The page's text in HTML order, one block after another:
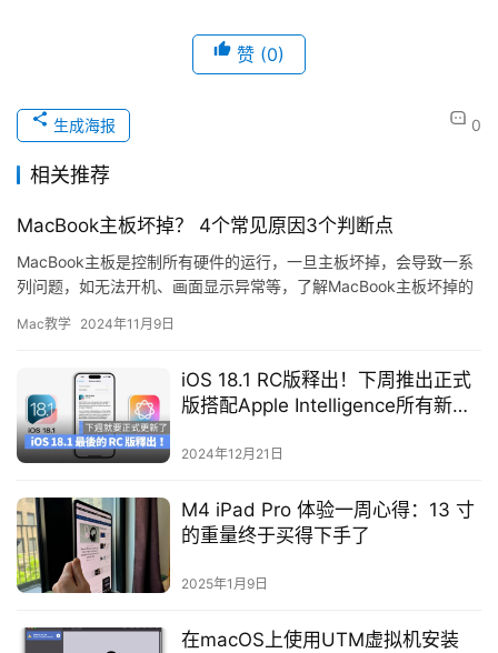
赞 (0)
0
生成海报
相关推荐
MacBook主板坏掉？ 4个常见原因3个判断点
MacBook主板是控制所有硬件的运行，一旦主板坏掉，会导致一系
列问题，如无法开机、画面显示异常等，了解MacBook主板坏掉的
Mac教学 2024年11月9日
iOS 18.1 RC版释出！下周推出正式
版搭配Apple Intelligence所有新功
2024年12月21日
M4 iPad Pro 体验一周心得：13 寸
的重量终于买得下手了
2025年1月9日
在macOS上使用UTM虚拟机安装